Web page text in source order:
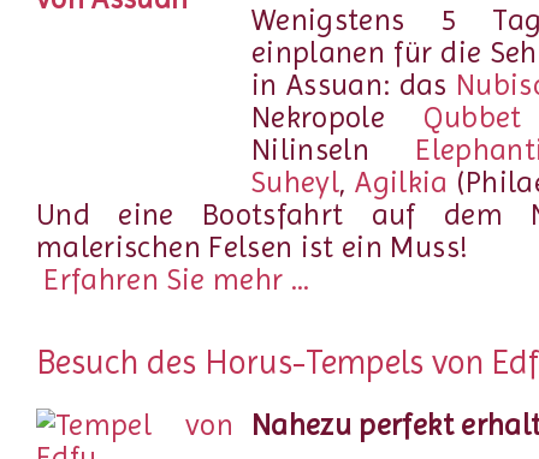
Wenigstens 5
einplanen für die
in Assuan: das
Nekropole
Nilinseln
Suheyl,Agilkia
Und eine Bootsfahrt auf dem
malerischen Felsen ist ein Muss!
Erfahren Sie mehr ...
Besuch des Horus-Tempels von
Nahezu perfekt